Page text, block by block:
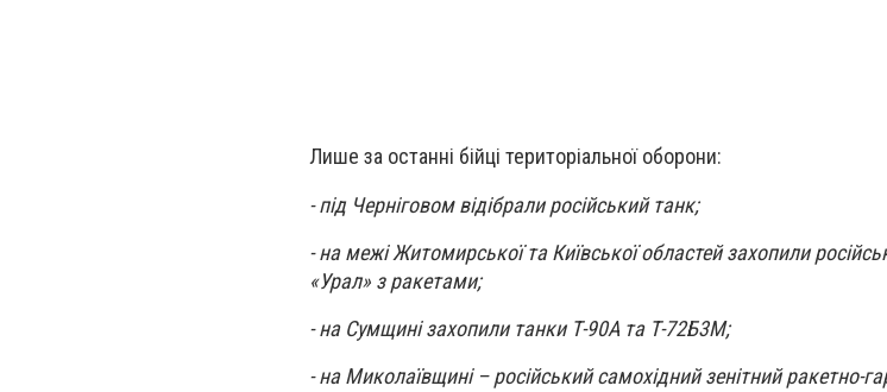
Лише за останні бійці територіальної оборони:
- під Черніговом відібрали російський танк;
- на межі Житомирської та Київської областей захопили
«Урал» з ракетами;
- на Сумщині захопили танки Т-90А та Т-72Б3М;
- на Миколаївщині – російський самохідний зенітний